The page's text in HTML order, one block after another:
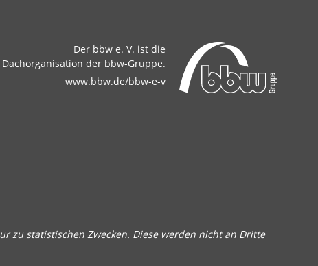
Der bbw e. V. ist die
Dachorganisation der bbw-Gruppe.
www.bbw.de/bbw-e-v
zu statistischen Zwecken. Diese werden nicht an Dritte